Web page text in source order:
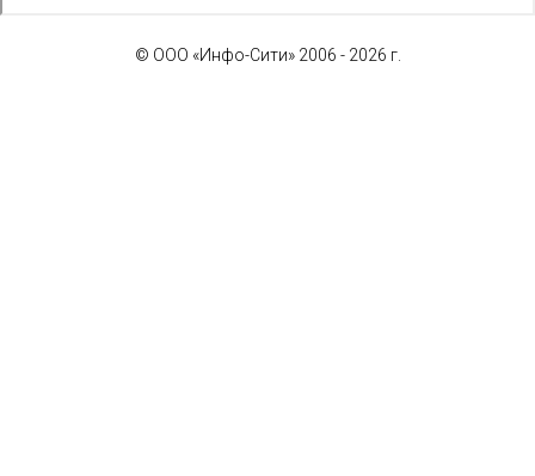
© ООО «Инфо-Сити» 2006 - 2026 г.